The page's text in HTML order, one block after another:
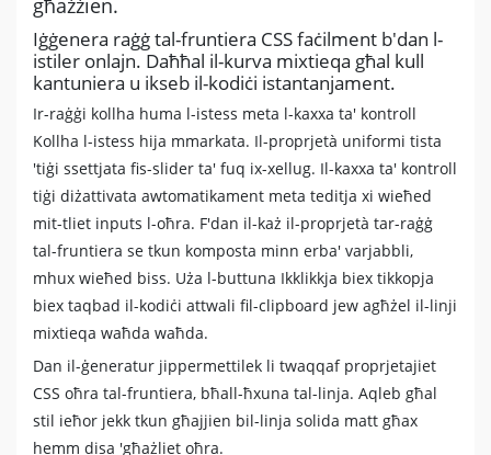
Iġġenera raġġ tal-fruntiera CSS faċilment b'dan l-
istiler onlajn. Daħħal il-kurva mixtieqa għal kull
kantuniera u ikseb il-kodiċi istantanjament.
Ir-raġġi kollha huma l-istess meta l-kaxxa ta' kontroll
Kollha l-istess hija mmarkata. Il-proprjetà uniformi tista
'tiġi ssettjata fis-slider ta' fuq ix-xellug. Il-kaxxa ta' kontroll
tiġi diżattivata awtomatikament meta teditja xi wieħed
mit-tliet inputs l-oħra. F'dan il-każ il-proprjetà tar-raġġ
tal-fruntiera se tkun komposta minn erba' varjabbli,
mhux wieħed biss. Uża l-buttuna Ikklikkja biex tikkopja
biex taqbad il-kodiċi attwali fil-clipboard jew agħżel il-linji
mixtieqa waħda waħda.
Dan il-ġeneratur jippermettilek li twaqqaf proprjetajiet
CSS oħra tal-fruntiera, bħall-ħxuna tal-linja. Aqleb għal
stil ieħor jekk tkun għajjien bil-linja solida matt għax
hemm disa 'għażliet oħra.